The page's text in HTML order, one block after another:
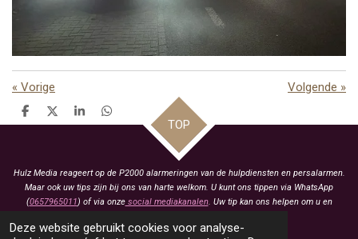
Deze website gebruikt cookies voor analyse-
« Vorige Volgende »
D
e
D
e
S
h
D
e
TOP
Hulz Media reageert op de P2000 alarmeringen van de hulpdiensten en persalarmen.
Maar ook uw tips zijn bij ons van harte welkom. U kunt ons tippen via WhatsApp
(0657965011) of via onzesocial mediakanalen. Uw tip kan ons helpen om u en